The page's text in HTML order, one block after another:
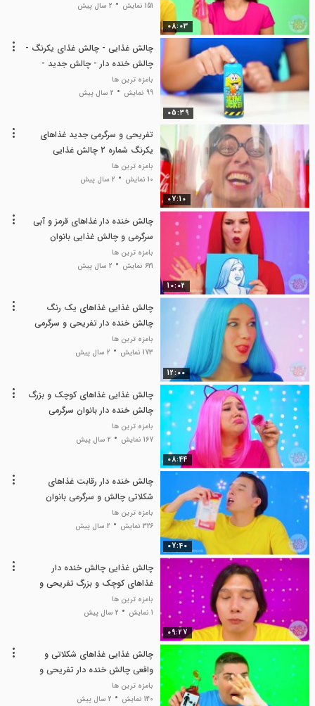
08:03
151 نمایش
2 سال پیش
05:39
چالش غذایی - چالش غذای یکرنگ -
چالش خنده دار - چالش جدید -
بانوان سرگرمی تفریحی
بامزه ترین ها
99 نمایش
2 سال پیش
07:10
تفریحی و سرگرمی جدید غذاهای
یکرنگ شماره 2 چالش غذایی
تفریحی و سرگرمی بانوان
بامزه ترین ها
10 نمایش
2 سال پیش
10:02
چالش خنده دار غذاهای قرمز و آبی
سرگرمی و چالش غذایی بانوان
سرگرمی و تفریحی
بامزه ترین ها
621 نمایش
2 سال پیش
12:00
چالش غذایی غذاهای یک رنگ
چالش خنده دار تفریحی و سرگرمی
بانوان
بامزه ترین ها
173 نمایش
2 سال پیش
08:44
چالش غذایی غذاهای کوچک و بزرگ
چالش خنده دار بانوان سرگرمی
تفریحی
بامزه ترین ها
167 نمایش
2 سال پیش
07:40
چالش خنده دار رقابت غذاهای
شکلاتی چالش و سرگرمی بانوان
سرگرمی و تفریحی
بامزه ترین ها
326 نمایش
2 سال پیش
09:27
چالش غذایی چالش خنده دار
غذاهای کوچک و بزرگ تفریحی و
سرگرمی بانوان
بامزه ترین ها
1 نمایش
2 سال پیش
چالش غذایی غذاهای شکلاتی و
واقعی چالش خنده دار تفریحی و
سرگرمی بانوان
بامزه ترین ها
140 نمایش
2 سال پیش